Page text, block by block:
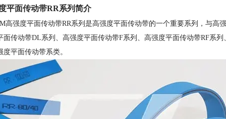
平面传动带RR系列简介
高强度平面传动带RR系列是高强度平面传动带的一个重要系列，与高
面传动带DL系列、高强度平面传动带F系列、高强度平面传动带RF系
度平面传动带系类。